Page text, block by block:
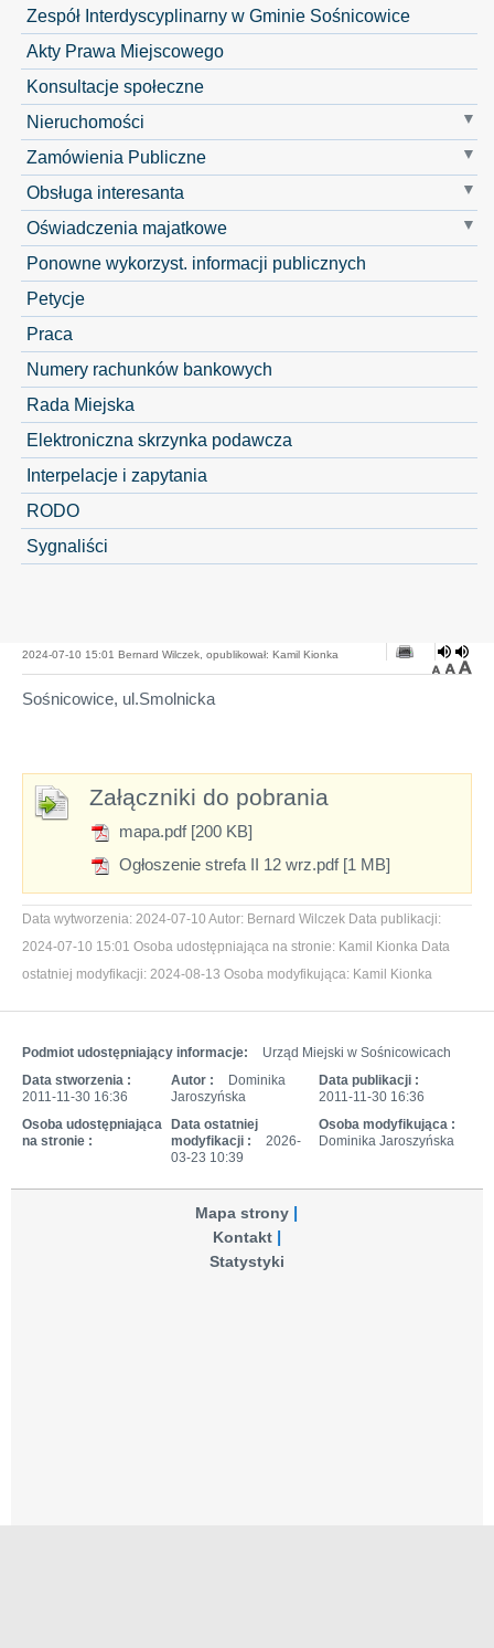
Zespół Interdyscyplinarny w Gminie Sośnicowice
Akty Prawa Miejscowego
Konsultacje społeczne
Nieruchomości
Zamówienia Publiczne
Obsługa interesanta
Oświadczenia majatkowe
Ponowne wykorzyst. informacji publicznych
Petycje
Praca
Numery rachunków bankowych
Rada Miejska
Elektroniczna skrzynka podawcza
Interpelacje i zapytania
RODO
Sygnaliści
2024-07-10 15:01 Bernard Wilczek, opublikował: Kamil Kionka
Sośnicowice, ul.Smolnicka
Załączniki do pobrania
mapa.pdf [200 KB]
Ogłoszenie strefa II 12 wrz.pdf [1 MB]
Data wytworzenia: 2024-07-10 Autor: Bernard Wilczek Data publikacji:
2024-07-10 15:01 Osoba udostępniająca na stronie: Kamil Kionka Data
ostatniej modyfikacji: 2024-08-13 Osoba modyfikująca: Kamil Kionka
Podmiot udostępniający informacje:
Urząd Miejski w Sośnicowicach
Data stworzenia :
2011-11-30 16:36
Autor :
Dominika
Jaroszyńska
Data publikacji :
2011-11-30 16:36
Osoba udostępniająca
na stronie :
Data ostatniej
modyfikacji :
2026-
03-23 10:39
Osoba modyfikująca :
Dominika Jaroszyńska
Mapa strony
Kontakt
Statystyki